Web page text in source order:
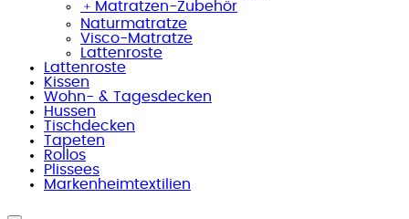
﹢ Matratzen-Zubehör
Naturmatratze
Visco-Matratze
Lattenroste
Lattenroste
Kissen
Wohn- & Tagesdecken
Hussen
Tischdecken
Tapeten
Rollos
Plissees
Markenheimtextilien